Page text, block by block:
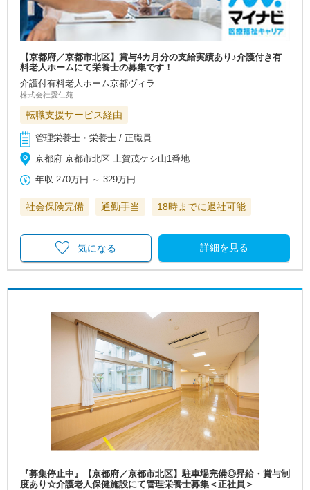
【京都府／京都市北区】賞与4カ月分の支給実績あり♪介護付き有
料老人ホームにて栄養士の募集です！
介護付有料老人ホーム京都ヴィラ
株式会社愛仁苑
転職支援サービス経由
管理栄養士・栄養士 / 正職員
京都府 京都市北区 上賀茂ケシ山1番地
年収 270万円 ～329万円
社会保険完備 通勤手当 18時までに退社可能
詳細を見る
気になる
『募集停止中』【京都府／京都市北区】駐車場完備◎昇給・賞与制
度あり☆介護老人保健施設にて管理栄養士募集＜正社員＞